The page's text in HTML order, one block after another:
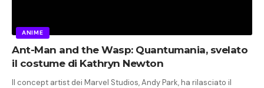
ANIME
Ant-Man and the Wasp: Quantumania, svelato
il costume di Kathryn Newton
Il concept artist dei Marvel Studios, Andy Park, ha rilasciato il